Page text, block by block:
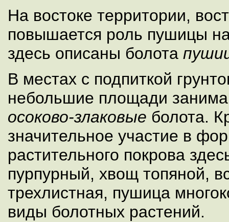
На востоке территории,
повышается роль пушицы
здесь описаны болота
В местах с подпиткой
небольшие площади
осоково-злаковые болота.
значительное участие в
растительного покрова
пурпурный, хвощ топяной,
трехлистная, пушица
виды болотных растений.